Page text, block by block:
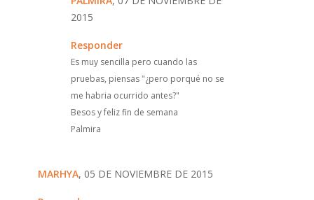
2015
Responder
Es muy sencilla pero cuando las
pruebas, piensas "¿pero porqué no se
me habria ocurrido antes?"
Besos y feliz fin de semana
Palmira
MARHYA, 05 DE NOVIEMBRE DE 2015